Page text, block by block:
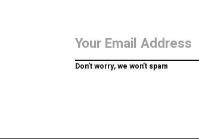
Don’t worry, we won’t spam